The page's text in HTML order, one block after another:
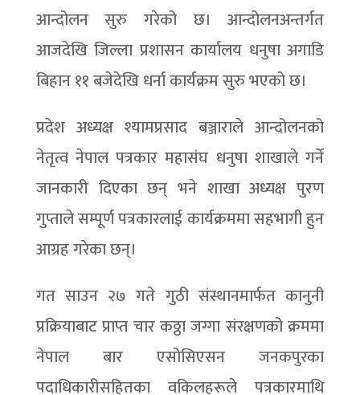
आन्दोलन सुरु गरेको छ। आन्दोलनअन्तर्गत
आजदेखि जिल्ला प्रशासन कार्यालय धनुषा अगाडि
बिहान ११ बजेदेखि धर्ना कार्यक्रम सुरु भएको छ।
प्रदेश अध्यक्ष श्यामप्रसाद बञ्जाराले आन्दोलनको
नेतृत्व नेपाल पत्रकार महासंघ धनुषा शाखाले गर्ने
जानकारी दिएका छन् भने शाखा अध्यक्ष पुरण
गुप्ताले सम्पूर्ण पत्रकारलाई कार्यक्रममा सहभागी हुन
आग्रह गरेका छन्।
गत साउन २७ गते गुठी संस्थानमार्फत कानुनी
प्रक्रियाबाट प्राप्त चार कठ्ठा जग्गा संरक्षणको क्रममा
नेपाल बार एसोसिएसन जनकपुरका
पदाधिकारीसहितका वकिलहरूले पत्रकारमाथि